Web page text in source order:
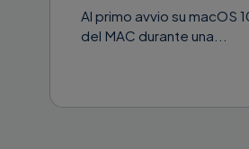
Al primo avvio su macOS
del MAC durante una...